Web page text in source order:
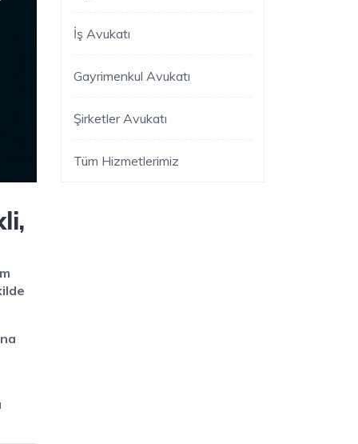
İş Avukatı
Gayrimenkul Avukatı
Şirketler Avukatı
Tüm Hizmetlerimiz